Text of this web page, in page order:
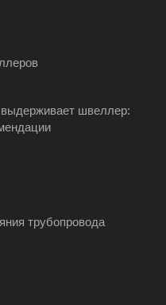
выдерживает швеллер:
трубопровода